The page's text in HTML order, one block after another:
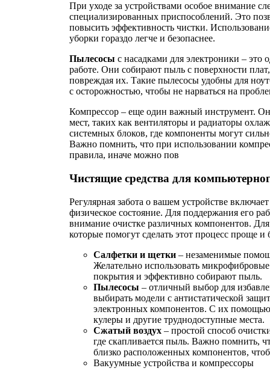
При уходе за устройствами особое внимание
специализированных приспособлений. Это
повысить эффективность чистки.
уборки гораздо легче и безопаснее.
Пылесосы с насадками для электроники –
работе. Они собирают пыль с поверхности
повреждая их. Такие пылесосы удобны для
с осторожностью, чтобы не нарваться на
Компрессор – еще один важный инструмент. Он
мест, таких как вентиляторы и радиаторы
системных блоков, где компоненты могут
Важно помнить, что при использовании
правила, иначе можно пов
Чистящие средства для
Регулярная забота о вашем устройстве
физическое состояние. Для поддержания его
внимание очистке различных компонентов.
которые помогут сделать этот процесс проще и
Салфетки и щетки – незаменимые
Желательно использовать
покрытия и эффективно собирают пыль.
Пылесосы – отличный выбор для
выбирать модели с антистатической
электронных компонентов. С их
кулеры и другие труднодоступные места.
Сжатый воздух – простой способ
где скапливается пыль. Важно помнить,
близко расположенных компонентов,
Вакуумные устройства и компрессоры